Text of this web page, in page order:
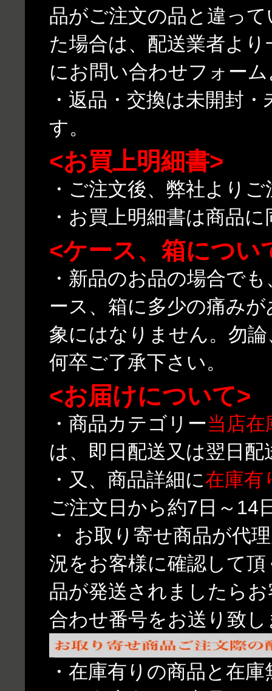
品がご注文の品と違っ
た場合は、配送業者よ
にお問い合わせフォー
・返品・交換は未開封
す。
<お買上明細書>
・ご注文後、弊社より
・お買上明細書は商品
<ケース、箱につい
・新品のお品の場合で
ース、箱に多少の痛み
象にはなりません。勿
何卒ご了承下さい。
<お届けについて>
・商品カテゴリー当店在
は、即日配送又は翌日
・又、商品詳細に在庫有
ご注文日から約7日～14
・ お取り寄せ商品が代
況をお客様に確認して
品が発送されましたら
合わせ番号をお送り致し
・在庫有りの商品と在